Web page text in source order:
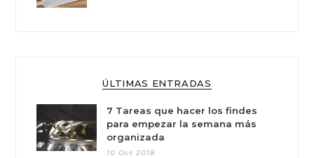
ÚLTIMAS ENTRADAS
7 Tareas que hacer los findes
para empezar la semana más
organizada
10 Oct 2018